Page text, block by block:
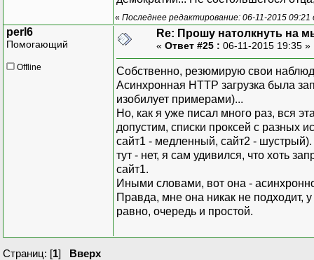
« Последнее редактирование: 06-11-2015
perl6
Помогающий
Offline
Re: Прошу натолкнуть на
« Ответ #25 : 06-11-2015 19:35 »
Собственно, резюмирую свои
Асинхронная HTTP загрузка была
изобилует примерами)...
Но, как я уже писал много раз, вся
допустим, списки проксей с разных
сайт1 - медленный, сайт2 - шустрый).
тут - нет, я сам удивился, что хоть
сайт1.
Иными словами, вот она -
Правда, мне она никак не подходит,
равно, очередь и простой.
Страниц: [1] Вверх